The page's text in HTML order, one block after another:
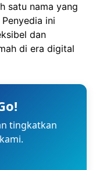
satu nama yang
Penyedia ini
dan
di era digital
tingkatkan